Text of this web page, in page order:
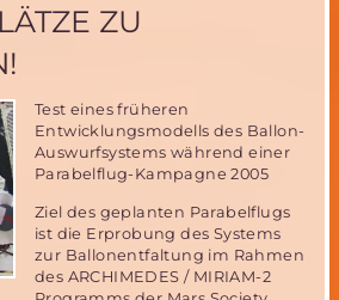
ZU
Test eines früheren
Entwicklungsmodells des Ballon-
Auswurfsystems während einer
Parabelflug-Kampagne 2005
Ziel des geplanten Parabelflugs
ist die Erprobung des Systems
zur Ballonentfaltung im Rahmen
des ARCHIMEDES / MIRIAM-2